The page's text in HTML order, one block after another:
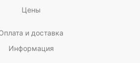
Цены
и доставка
Информация